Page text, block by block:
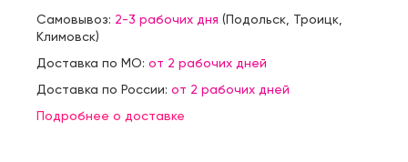
Самовывоз: 2-3 рабочих дня (Подольск Троицк
Климовск)
Доставка по МО: от 2 рабочих дней
Доставка по России: от 2 рабочих дней
Подробнее о доставке